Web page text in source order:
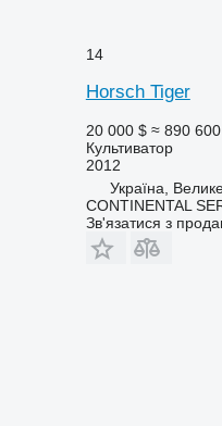
14
Horsch Tiger
20 000 $ ≈ 890 600
Культиватор
2012
Україна,
CONTINENTAL
Зв'язатися з